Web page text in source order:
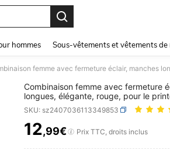
hommes Sous-vêtements et vêtements
Combinaison femme avec fermeture
longues, élégante, rouge, pour le
SKU: sz2407036113349853
PRICE AND
12,99€ Prix TTC, droits inclus